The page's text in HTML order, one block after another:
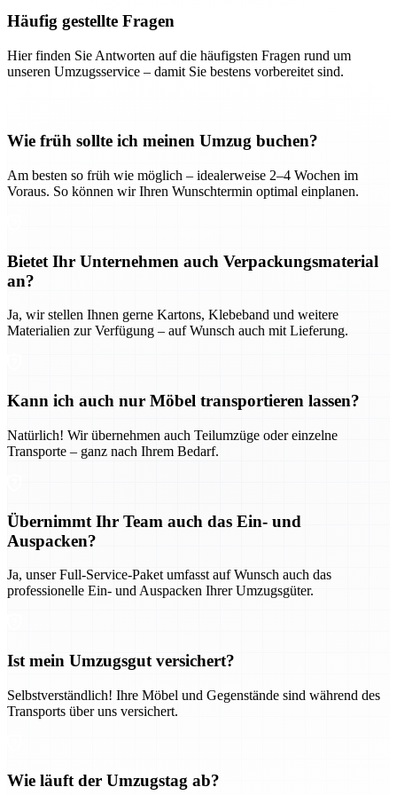
Häufig gestellte Fragen
Hier finden Sie Antworten auf die häufigsten Fragen rund um
unseren Umzugsservice – damit Sie bestens vorbereitet sind.
Wie früh sollte ich meinen Umzug buchen?
Am besten so früh wie möglich – idealerweise 2–4 Wochen im
Voraus. So können wir Ihren Wunschtermin optimal einplanen.
Bietet Ihr Unternehmen auch Verpackungsmaterial
an?
Ja, wir stellen Ihnen gerne Kartons, Klebeband und weitere
Materialien zur Verfügung – auf Wunsch auch mit Lieferung.
Kann ich auch nur Möbel transportieren lassen?
Natürlich! Wir übernehmen auch Teilumzüge oder einzelne
Transporte – ganz nach Ihrem Bedarf.
Übernimmt Ihr Team auch das Ein- und
Auspacken?
Ja, unser Full-Service-Paket umfasst auf Wunsch auch das
professionelle Ein- und Auspacken Ihrer Umzugsgüter.
Ist mein Umzugsgut versichert?
Selbstverständlich! Ihre Möbel und Gegenstände sind während des
Transports über uns versichert.
Wie läuft der Umzugstag ab?